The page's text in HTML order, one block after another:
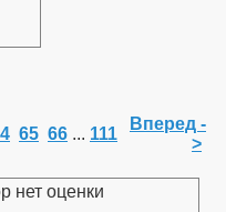
65 66 ... 111
Вперед -
>
нет оценки